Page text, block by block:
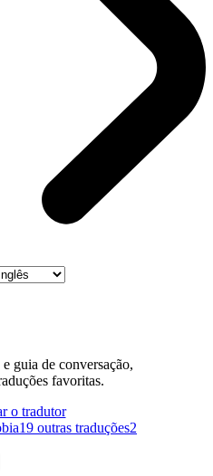
guia de conversação,
favoritas.
19 outras traduções2